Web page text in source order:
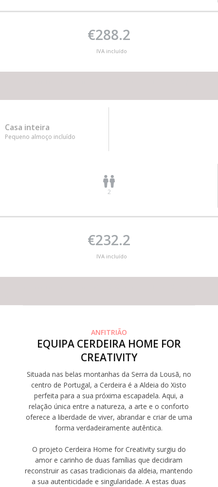
€288.2
IVA incluído
Casa inteira
Pequeno almoço incluído
2
€232.2
IVA incluído
ANFITRIÃO
EQUIPA CERDEIRA HOME FOR
CREATIVITY
Situada nas belas montanhas da Serra da Lousã, no
centro de Portugal, a Cerdeira é a Aldeia do Xisto
perfeita para a sua próxima escapadela. Aqui, a
relação única entre a natureza, a arte e o conforto
oferece a liberdade de viver, abrandar e criar de uma
forma verdadeiramente autêntica.
O projeto Cerdeira Home for Creativity surgiu do
amor e carinho de duas famílias que decidiram
reconstruir as casas tradicionais da aldeia, mantendo
a sua autenticidade e singularidade. A estas duas